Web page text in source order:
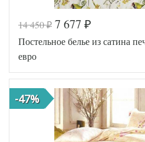
Код товара
515-185
Артикул
SLD-B-
Ткань
Размер
пододеяльника 200х220
Размер
простыни
230х250
50х70
(2шт),
70х70
14 450₽ 7 677 ₽
Постельное белье из сатина
евро
-47%